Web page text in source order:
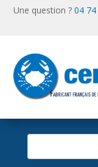
Une question ?04